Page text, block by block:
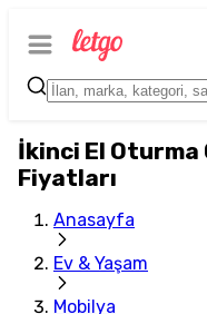
İkinci El Oturma
Fiyatları
Anasayfa
Ev & Yaşam
Mobilya